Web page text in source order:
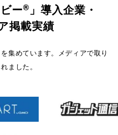
ー® 」導入企業・
掲載実績
集めています。メディアで取り
ました。